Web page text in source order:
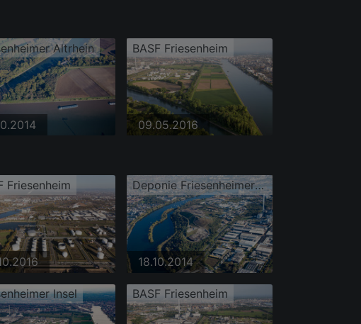
Altrhein BASF Friesenheim
09.05.2016
Friesenheim Deponie Friesenheimer Insel (Monte Scherbolino)
18.10.2014
Insel BASF Friesenheim